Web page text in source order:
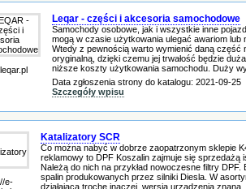
Leqar - części i akcesoria samochodowe
Samochody osobowe, jak i wszystkie inne
mogą w czasie użytkowania ulegać awariom lub
Wtedy z pewnością warto wymienić daną część
oryginalną, dzięki czemu jej trwałość będzie
niższe koszty użytkowania samochodu. Duży
Data zgłoszenia strony do katalogu: 2021-09-25
Szczegóły wpisu
e-
Katalizatory SCR
Co można nabyć w dobrze zaopatrzonym sklepie
reklamowy to DPF Koszalin zajmuje się sprzedażą
Należą do nich na przykład nowoczesne filtry DPF.
spalin produkowanych przez silniki Diesla. W
działająca trochę inaczej, wersja urządzenia